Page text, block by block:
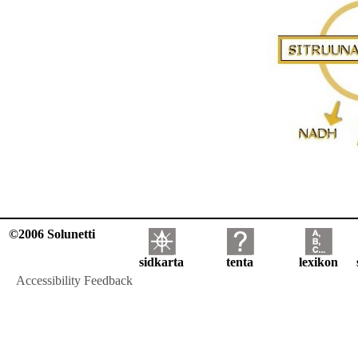
©2006 Solunetti
sidkarta tenta lexikon
Accessibility Feedback